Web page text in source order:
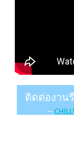
ติดต่องาน